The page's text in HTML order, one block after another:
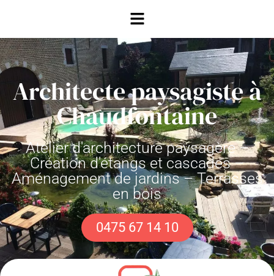
Architecte paysagiste à
Chaudfontaine
Atelier d'architecture paysagère –
Création d'étangs et cascades –
Aménagement de jardins – Terrasses
en bois
0475 67 14 10